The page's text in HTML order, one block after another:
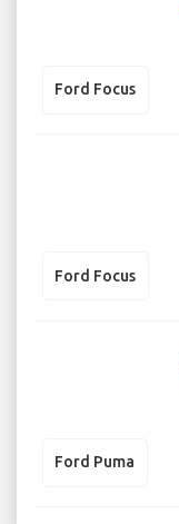
Ford Focus
Ford Focus
Ford Puma